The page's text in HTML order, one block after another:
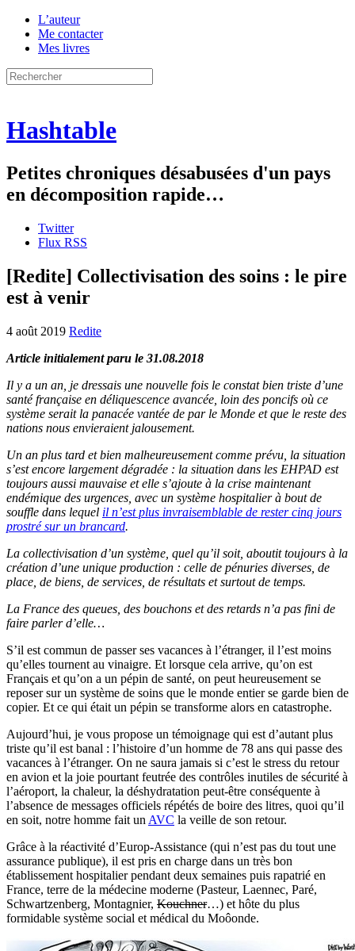
L’auteur
Me contacter
Mes livres
Hashtable
Petites chroniques désabusées d'un pays
en décomposition rapide…
Twitter
Flux RSS
[Redite] Collectivisation des soins : le pire
est à venir
4 août 2019 Redite
Article initialement paru le 31.08.2018
Il y a un an, je dressais une nouvelle fois le constat bien triste d’une
santé française en déliquescence avancée, loin des poncifs où ce
système serait la panacée vantée de par le Monde et que le reste des
nations nous envieraient jalousement.
Un an plus tard et bien malheureusement comme prévu, la situation
s’est encore largement dégradée : la situation dans les EHPAD est
toujours aussi mauvaise et elle s’ajoute à la crise maintenant
endémique des urgences, avec un système hospitalier à bout de
souffle dans lequel il n’est plus invraisemblable de rester cinq jours
prostré sur un brancard.
La collectivisation d’un système, quel qu’il soit, aboutit toujours à la
création d’une unique production : celle de pénuries diverses, de
place, de biens, de services, de résultats et surtout de temps.
La France des queues, des bouchons et des retards n’a pas fini de
faire parler d’elle…
S’il est commun de passer ses vacances à l’étranger, il l’est moins
qu’elles tournent au vinaigre. Et lorsque cela arrive, qu’on est
Français et qu’on a un pépin de santé, on peut heureusement se
reposer sur un système de soins que le monde entier se garde bien de
copier. Et ce qui était un pépin se transforme alors en catastrophe.
Aujourd’hui, je vous propose un témoignage qui est d’autant plus
triste qu’il est banal : l’histoire d’un homme de 78 ans qui passe des
vacances à l’étranger. On ne saura jamais si c’est le stress du retour
en avion et la joie pourtant feutrée des contrôles inutiles de sécurité à
l’aéroport, la chaleur, la déshydratation peut-être conséquente à
l’absence de messages officiels répétés de boire des litres, quoi qu’il
en soit, notre homme fait un AVC la veille de son retour.
Grâce à la réactivité d’Europ-Assistance (qui n’est pas du tout une
assurance publique), il est pris en charge dans un très bon
établissement hospitalier pendant deux semaines puis rapatrié en
France, terre de la médecine moderne (Pasteur, Laennec, Paré,
Schwartzenberg, Montagnier, Kouchner…) et hôte du plus
formidable système social et médical du Moôonde.